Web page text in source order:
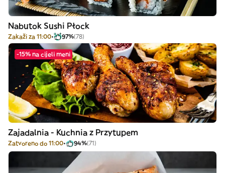
Nabutok Sushi Płock
Zakaži za 11:00 97%(78)
-15% na cijeli meni
Zajadalnia - Kuchnia z Przytupem
Zatvoreno do 11:00 94%(71)